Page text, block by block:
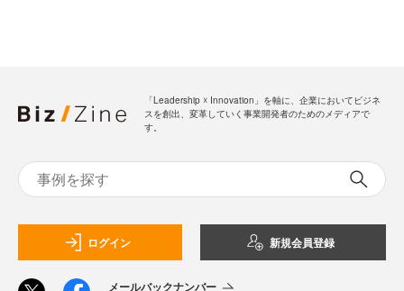
「Leadership ☓ Innovation」を軸に、企業においてビジネ
スを創出、変革していく事業開発者のためのメディアで
す。
ログイン 新規会員登録
メールバックナンバー